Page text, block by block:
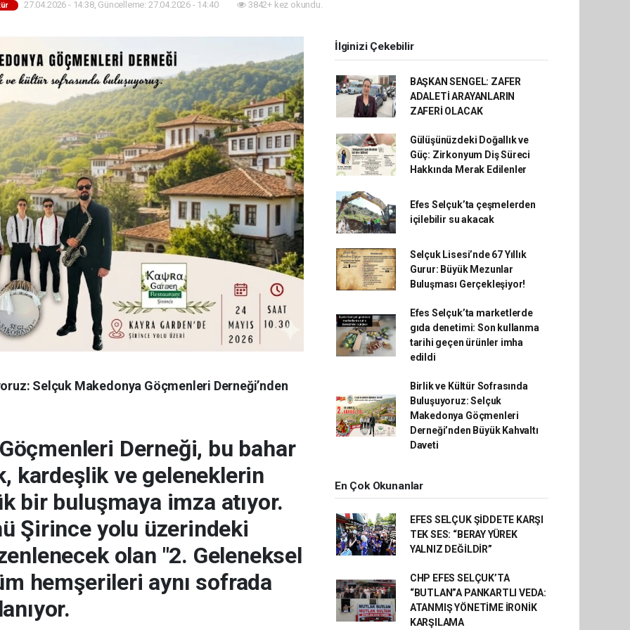
27.04.2026 - 14:38, Güncelleme: 27.04.2026 - 14:40 3842+ kez okundu.
Selçuk Makedonya Göçmenleri Derneği’nden
Derneği, bu bahar
kardeşlik ve geleneklerin
bir buluşmaya imza atıyor.
Şirince yolu üzerindeki
olan "2. Geleneksel
hemşerileri aynı sofrada
İlginizi Çekebilir
BAŞKAN SENGEL: ZAFER
ADALETİ ARAYANLARIN
ZAFERİ OLACAK
Gülüşünüzdeki Doğallık ve
Güç: Zirkonyum Diş Süreci
Hakkında Merak Edilenler
Efes Selçuk’ta çeşmelerden
içilebilir su akacak
Selçuk Lisesi’nde 67 Yıllık
Gurur: Büyük Mezunlar
Buluşması Gerçekleşiyor!
Efes Selçuk’ta marketlerde
gıda denetimi: Son kullanma
tarihi geçen ürünler imha
edildi
Birlik ve Kültür Sofrasında
Buluşuyoruz: Selçuk
Makedonya Göçmenleri
Derneği’nden Büyük Kahvaltı
Daveti
En Çok Okunanlar
EFES SELÇUK ŞİDDETE KARŞI
TEK SES: “BERAY YÜREK
YALNIZ DEĞİLDİR”
CHP EFES SELÇUK’TA
“BUTLAN”A PANKARTLI VEDA:
ATANMIŞ YÖNETİME İRONİK
KARŞILAMA